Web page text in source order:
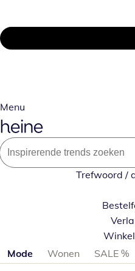
Menu
Trefwoord /
Productcategorieën overslaan
Mode Wonen SALE %